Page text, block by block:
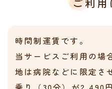
時間制運賃です。
当サービスご利用の場
地は病院などに限定さ